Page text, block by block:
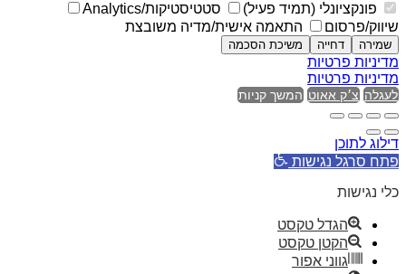
פונקציונלי (תמיד פעיל)
סטטיסטיקות/Analytics
שיווק/פרסום
התאמה אישית/מדיה משובצת
שמירה דחייה משיכת הסכמה
מדיניות פרטיות
מדיניות פרטיות
לעגלה צ׳ק אאוט המשך קניות
דילוג לתוכן
פתח סרגל נגישות
כלי נגישות
הגדל טקסט
הקטן טקסט
גווני אפור